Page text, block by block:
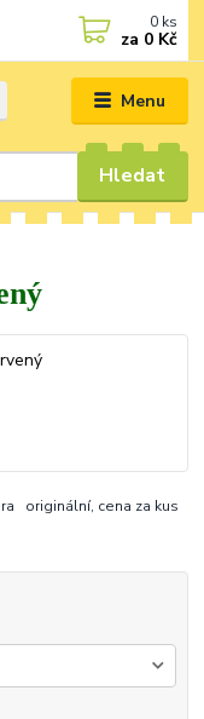
Menu
Hledat
0 ks
za 0 Kč
originální, cena za kus